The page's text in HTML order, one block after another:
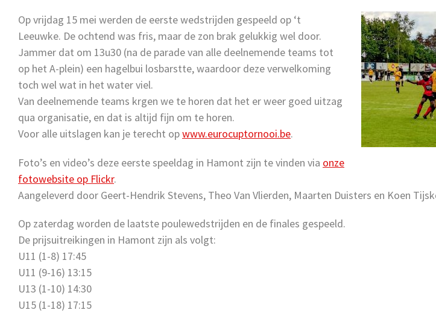
Op vrijdag 15 mei werden de eerste wedstrijden gespeeld op ‘t
Leeuwke. De ochtend was fris, maar de zon brak gelukkig wel door.
Jammer dat om 13u30 (na de parade van alle deelnemende teams tot
op het A-plein) een hagelbui losbarstte, waardoor deze verwelkoming
toch wel wat in het water viel.
Van deelnemende teams krgen we te horen dat het er weer goed uitzag
qua organisatie, en dat is altijd fijn om te horen.
Voor alle uitslagen kan je terecht opwww.eurocuptornooi.be.
Foto’s en video’s deze eerste speeldag in Hamont zijn te vinden via onze
fotowebsite op Flickr.
Aangeleverd door Geert-Hendrik Stevens, Theo Van Vlierden, Maarten Duisters en Koen
Op zaterdag worden de laatste poulewedstrijden en de finales gespeeld.
De prijsuitreikingen in Hamont zijn als volgt:
U11 (1-8) 17:45
U11 (9-16) 13:15
U13 (1-10) 14:30
U15 (1-18) 17:15